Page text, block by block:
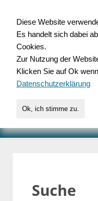
für
Suche
Diese Website
Es handelt sich dabei
Cookies.
Zur Nutzung der
Klicken Sie auf Ok
Datenschutzerklärung
Ok, ich stimme zu.